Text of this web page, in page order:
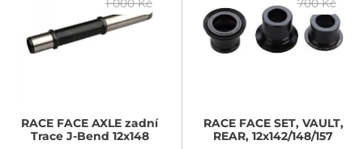
1 000 Kč
RACE FACE AXLE zadní
Trace J-Bend 12x148
700 Kč
RACE FACESET, VAULT,
REAR, 12x142/148/157